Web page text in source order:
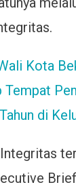
Kota
Tempat
di